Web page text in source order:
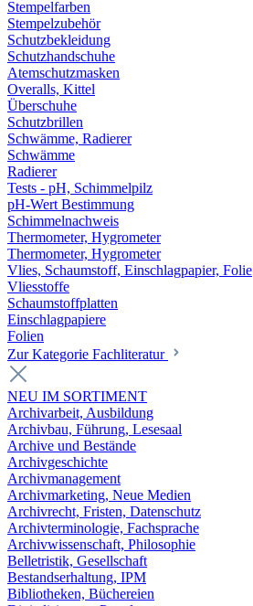
Stempelfarben
Stempelzubehör
Schutzbekleidung
Schutzhandschuhe
Atemschutzmasken
Overalls, Kittel
Überschuhe
Schutzbrillen
Schwämme, Radierer
Schwämme
Radierer
Tests - pH, Schimmelpilz
pH-Wert Bestimmung
Schimmelnachweis
Thermometer, Hygrometer
Thermometer, Hygrometer
Vlies, Schaumstoff, Einschlagpapier, Folie
Vliesstoffe
Schaumstoffplatten
Einschlagpapiere
Folien
Zur Kategorie Fachliteratur
NEU IM SORTIMENT
Archivarbeit, Ausbildung
Archivbau, Führung, Lesesaal
Archive und Bestände
Archivgeschichte
Archivmanagement
Archivmarketing, Neue Medien
Archivrecht, Fristen, Datenschutz
Archivterminologie, Fachsprache
Archivwissenschaft, Philosophie
Belletristik, Gesellschaft
Bestandserhaltung, IPM
Bibliotheken, Büchereien